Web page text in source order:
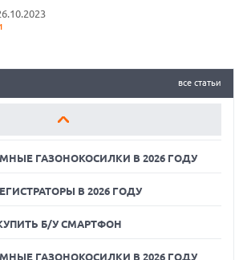
все статьи
Б/У СМАРТФОН
В 2026 ГОДУ
Б/У СМАРТФОН
ГАЗОНОКОСИЛКИ В 2026 ГОДУ
В 2026 ГОДУ
Б/У СМАРТФОН
ГАЗОНОКОСИЛКИ В 2026 ГОДУ